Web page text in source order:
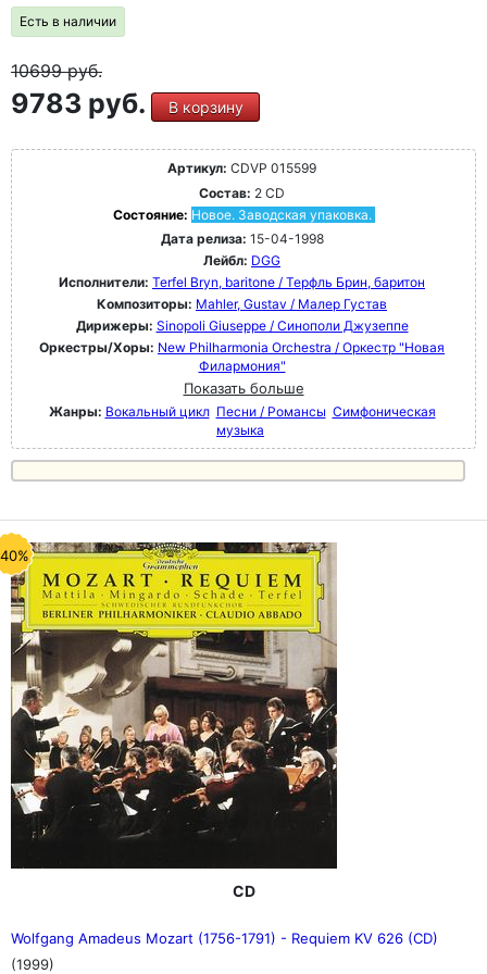
Есть в наличии
10699руб.
9783 руб. В корзину
Артикул: CDVP 015599
Состав: 2 CD
Состояние: Новое. Заводская упаковка.
Дата релиза: 15-04-1998
Лейбл: DGG
Исполнители: Terfel Bryn, baritone / Терфль Брин, баритон
Композиторы: Mahler, Gustav / Малер Густав
Дирижеры: Sinopoli Giuseppe / Синополи Джузеппе
Оркестры/Хоры: New Philharmonia Orchestra / Оркестр "Новая
Филармония"
Показать больше
Жанры: Вокальный цикл Песни / Романсы Симфоническая
музыка
CD
Wolfgang Amadeus Mozart (1756-1791) - Requiem KV 626 (CD)
(1999)